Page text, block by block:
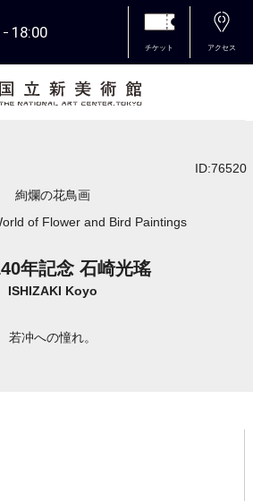
18:00
チケット アクセス
ID:76520
絢爛の花鳥画
of Flower and Bird Paintings
年記念 石崎光瑤
ISHIZAKI Koyo
若冲への憧れ。